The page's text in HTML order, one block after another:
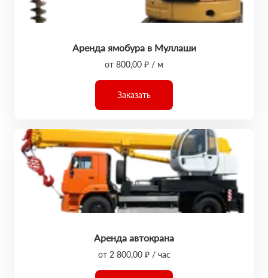
Аренда ямобура в Муллаши
от 800,00 ₽ / м
Заказать
Аренда автокрана
от 2 800,00 ₽ / час